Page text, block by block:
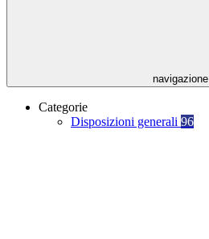
navigazione
Categorie
Disposizioni generali 96